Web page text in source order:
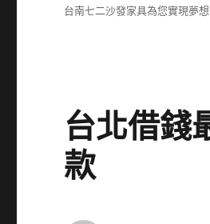
台南七二沙發家具為您實現夢
台北借錢
款